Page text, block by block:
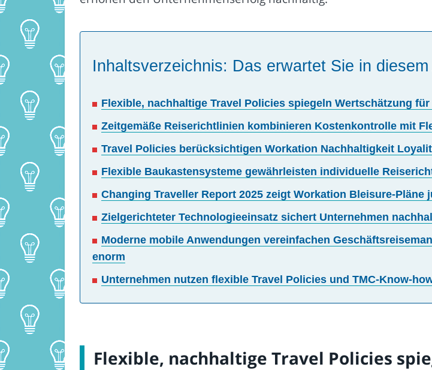
Inhaltsverzeichnis: Das erwartet Sie in diesem
Flexible, nachhaltige Travel Policies spiegeln Wertschätzung
Zeitgemäße Reiserichtlinien kombinieren Kostenkontrolle mit
Travel Policies berücksichtigen Workation Nachhaltigkeit
Flexible Baukastensysteme gewährleisten individuelle
Changing Traveller Report 2025 zeigt Workation Bleisure-Pläne
Zielgerichteter Technologieeinsatz sichert Unternehmen
Moderne mobile Anwendungen vereinfachen
enorm
Unternehmen nutzen flexible Travel Policies und TMC-Know-
Flexible, nachhaltige Travel Policies